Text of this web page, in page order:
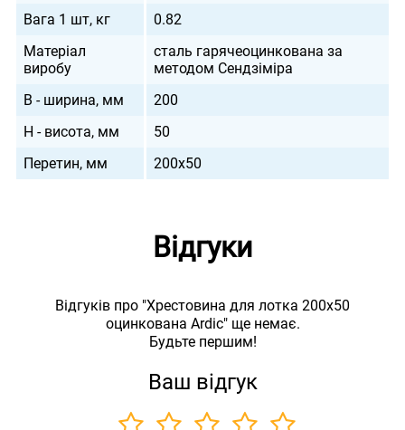
Вага 1 шт, кг
0.82
Матеріал
виробу
сталь гарячеоцинкована за
методом Сендзіміра
B - ширина, мм
200
H - висота, мм
50
Перетин, мм
200х50
Відгуки
Відгуків про "Хрестовина для лотка 200х50
оцинкована Ardic" ще немає.
Будьте першим!
Ваш відгук